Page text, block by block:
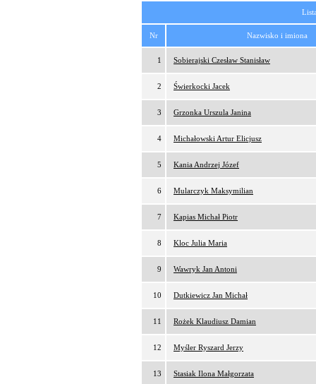
Nr Nazwisko i imiona
1 Sobierajski Czesław Stanisław
2 Świerkocki Jacek
3 Grzonka Urszula Janina
4 Michałowski Artur Elicjusz
5 Kania Andrzej Józef
6 Mularczyk Maksymilian
7 Kapias Michał Piotr
8 Kloc Julia Maria
9 Wawryk Jan Antoni
10 Dutkiewicz Jan Michał
11 Rożek Klaudiusz Damian
12 Myśler Ryszard Jerzy
13 Stasiak Ilona Małgorzata